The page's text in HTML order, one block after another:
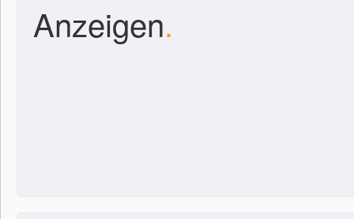
Anzeigen.